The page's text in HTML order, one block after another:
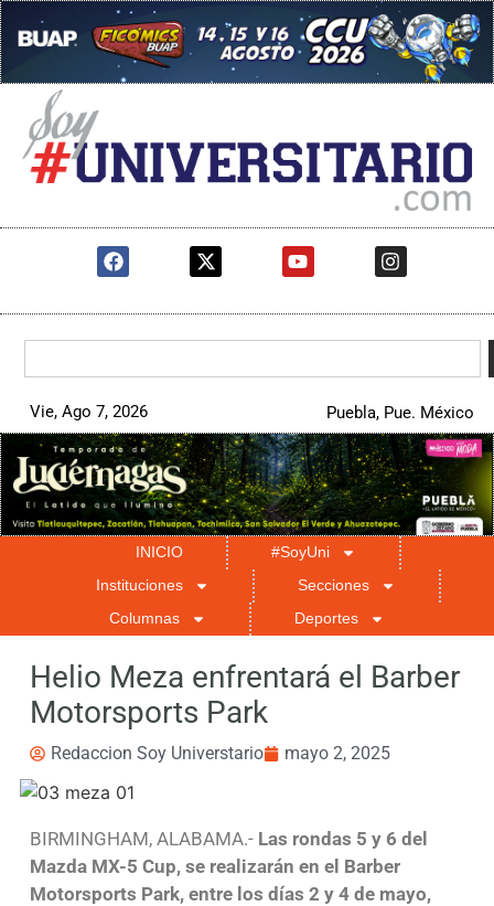
Vie, Ago 7, 2026 Puebla, Pue. México
INICIO
#SoyUni
Instituciones
Secciones
Columnas
Deportes
Helio Meza enfrentará el Barber
Motorsports Park
Redaccion Soy Universtario mayo 2, 2025
BIRMINGHAM, ALABAMA.- Las rondas 5 y 6 del
Mazda MX-5 Cup, se realizarán en el Barber
Motorsports Park, entre los días 2 y 4 de mayo,